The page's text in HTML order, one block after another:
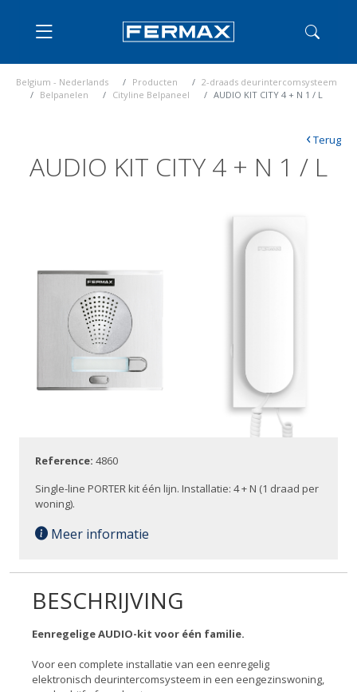
Belgium - Nederlands Producten
2-draads deurintercomsysteem
Belpanelen
Cityline Belpaneel AUDIO KIT CITY 4 + N 1 / L
AUDIO KIT CITY 4 + N 1 / L
‹Terug
Reference: 4860
Single-line PORTER kit één lijn. Installatie: 4 + N (1 draad per
woning).
Meer informatie
BESCHRIJVING
Eenregelige AUDIO-kit voor één familie.
Voor een complete installatie van een eenregelig
elektronisch deurintercomsysteem in een eengezinswoning,